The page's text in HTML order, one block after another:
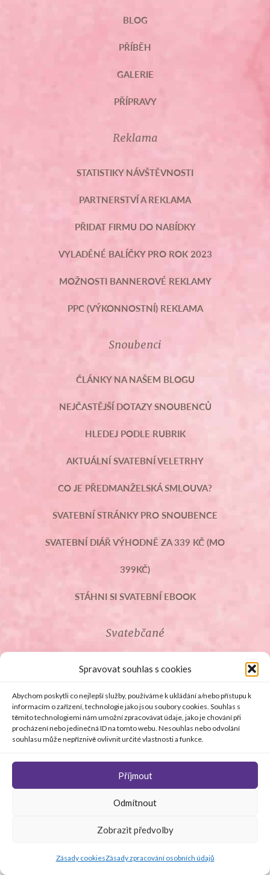
Spravovat souhlas s cookies
Abychom poskytli co nejlepší služby, používáme k ukládání a/nebo přístupu k
informacím o zařízení, technologie jako jsou soubory cookies. Souhlas s
těmito technologiemi nám umožní zpracovávat údaje, jako je chování při
procházení nebo jedinečná ID na tomto webu. Nesouhlas nebo odvolání
souhlasu může nepříznivě ovlivnit určité vlastnosti a funkce.
Příjmout
Odmítnout
Zobrazit předvolby
Zásady cookiesZásady zpracování osobních údajů
BLOG
PŘÍBĚH
GALERIE
PŘÍPRAVY
Reklama
STATISTIKY NÁVŠTĚVNOSTI
PARTNERSTVÍ A REKLAMA
PŘIDAT FIRMU DO NABÍDKY
VYLADĚNÉ BALÍČKY PRO ROK 2023
MOŽNOSTI BANNEROVÉ REKLAMY
PPC (VÝKONNOSTNÍ) REKLAMA
Snoubenci
ČLÁNKY NA NAŠEM BLOGU
NEJČASTĚJŠÍ DOTAZY SNOUBENCŮ
HLEDEJ PODLE RUBRIK
AKTUÁLNÍ SVATEBNÍ VELETRHY
CO JE PŘEDMANŽELSKÁ SMLOUVA?
SVATEBNÍ STRÁNKY PRO SNOUBENCE
SVATEBNÍ DIÁŘ VÝHODNĚ ZA 339 KČ (MO
399KČ)
STÁHNI SI SVATEBNÍ EBOOK
Svatebčané
ROZCESTNÍK PRO SVATEBČANY
SVATEBNÍ PROSLOVY
SVATEBNÍ DARY
© Copyright 2008 - 2026 svetsvateb.cz a dodavatelé obsahu
Všechna práva vyhrazena
staráSoftmedia
souhlasu provozovatele zakázáno.